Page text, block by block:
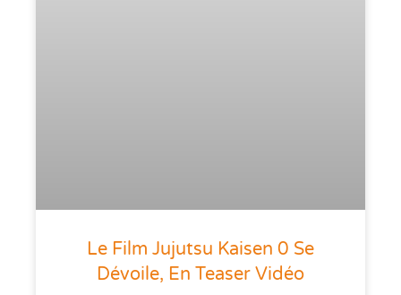
Le Film Jujutsu Kaisen 0 Se
Dévoile, En Teaser Vidéo